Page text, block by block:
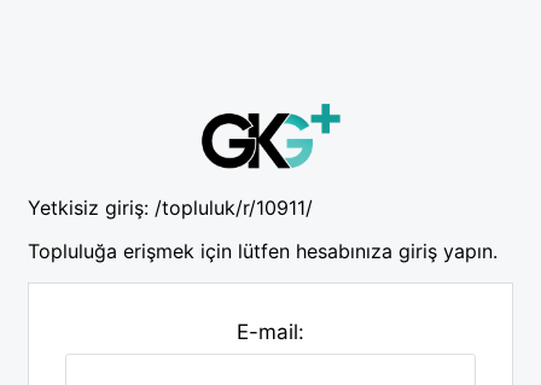
Yetkisiz giriş: /topluluk/r/10911/
Topluluğa erişmek için lütfen hesabınıza giriş yapın.
E-mail: